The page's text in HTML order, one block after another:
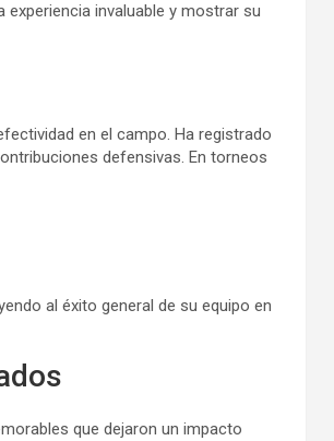
invaluable y mostrar su
en el campo. Ha registrado
defensivas. En torneos
al éxito general de su equipo en
que dejaron un impacto